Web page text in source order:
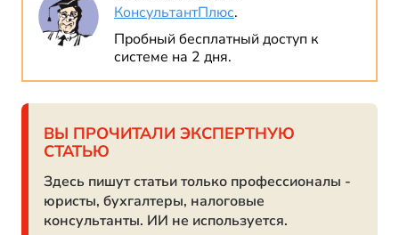
КонсультантПлюс.
Пробный бесплатный доступ к
системе на 2 дня.
ВЫ ПРОЧИТАЛИ ЭКСПЕРТНУЮ
СТАТЬЮ
Здесь пишут статьи только профессионалы -
юристы, бухгалтеры, налоговые
консультанты. ИИ не используется.